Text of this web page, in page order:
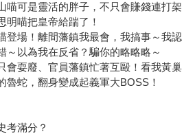
可是靈活的胖子，不只會賺錢連打架
明喵把皇帝給踹了！
登場！離間藩鎮我最會，我搞事～我認
～以為我在反省？騙你的略略略～
會耍廢、官員藩鎮忙著互毆！看我黃巢
魯蛇，翻身變成起義軍大BOSS！
考滿分？